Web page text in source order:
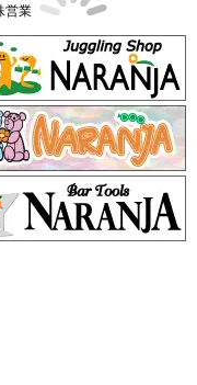
営業